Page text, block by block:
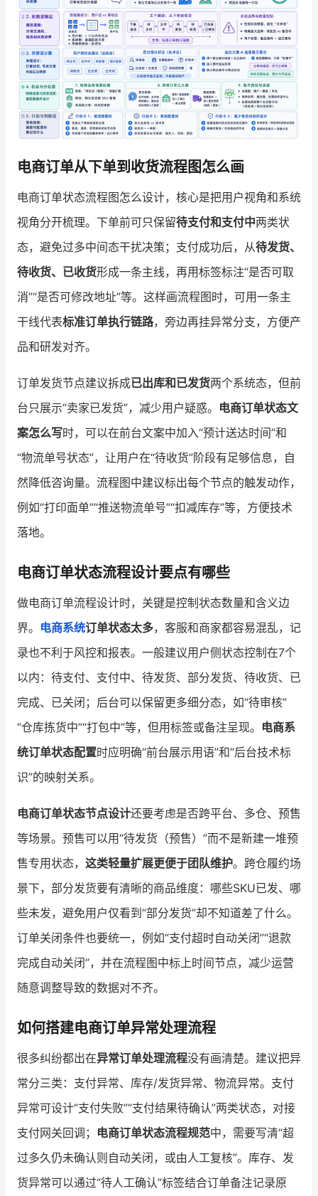
商家社区 社群交流
合作共进
入驻有赞 认证代理商
认证服务商 设计服务商
电商订单从下单到收货流程图怎么画
电商订单状态流程图怎么设计，核心是把用户视角和系统
视角分开梳理。下单前可只保留待支付和支付中两类状
态，避免过多中间态干扰决策；支付成功后，从待发货、
待收货、已收货形成一条主线，再用标签标注“是否可取
消”“是否可修改地址”等。这样画流程图时，可用一条主
干线代表标准订单执行链路，旁边再挂异常分支，方便产
品和研发对齐。
订单发货节点建议拆成已出库和已发货两个系统态，但前
台只展示“卖家已发货”，减少用户疑惑。 电商订单状态文
案怎么写时，可以在前台文案中加入“预计送达时间”和
“物流单号状态”，让用户在“待收货”阶段有足够信息，自
然降低咨询量。流程图中建议标出每个节点的触发动作，
例如“打印面单”“推送物流单号”“扣减库存”等，方便技术
落地。
电商订单状态流程设计要点有哪些
做电商订单流程设计时，关键是控制状态数量和含义边
界。 电商系统订单状态太多，客服和商家都容易混乱，记
录也不利于风控和报表。一般建议用户侧状态控制在7个
以内：待支付、支付中、待发货、部分发货、待收货、已
完成、已关闭；后台可以保留更多细分态，如“待审核”
“仓库拣货中”“打包中”等，但用标签或备注呈现。 电商系
统订单状态配置时应明确“前台展示用语”和“后台技术标
识”的映射关系。
电商订单状态节点设计还要考虑是否跨平台、多仓、预售
等场景。预售可以用“待发货（预售）”而不是新建一堆预
售专用状态， 这类轻量扩展更便于团队维护。跨仓履约场
景下，部分发货要有清晰的商品维度：哪些SKU已发、哪
些未发，避免用户仅看到“部分发货”却不知道差了什么。
订单关闭条件也要统一，例如“支付超时自动关闭”“退款
完成自动关闭”，并在流程图中标上时间节点，减少运营
随意调整导致的数据对不齐。
如何搭建电商订单异常处理流程
很多纠纷都出在异常订单处理流程没有画清楚。建议把异
常分三类：支付异常、库存/发货异常、物流异常。支付
异常可设计“支付失败”“支付结果待确认”两类状态，对接
支付网关回调； 电商订单状态流程规范中，需要写清“超
过多久仍未确认则自动关闭，或由人工复核”。库存、发
货异常可以通过“待人工确认”标签结合订单备注记录原